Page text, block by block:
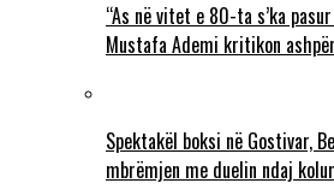
“As në vitet e 80-ta s’ka
Mustafa Ademi kritikon
Spektakël boksi në Gostivar,
mbrëmjen me duelin ndaj